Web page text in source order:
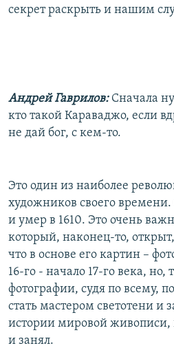
секрет раскрыть и нашим
Андрей Гаврилов: Сначала
кто такой Караваджо, если
не дай бог, с кем-то.
Это один из наиболее
художников своего времени.
и умер в 1610. Это очень
который, наконец-то,
что в основе его картин –
16-го - начало 17-го века,
фотографии, судя по всему,
стать мастером светотени и
истории мировой живописи,
и занял.